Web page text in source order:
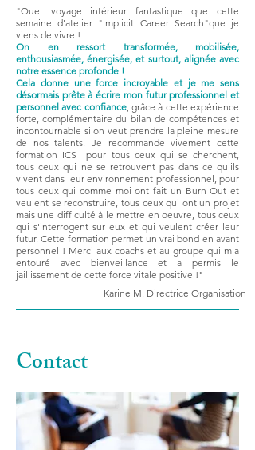
"Quel voyage intérieur fantastique que cette
semaine d'atelier "Implicit Career Search"que je
viens de vivre !
On en ressort transformée, mobilisée,
enthousiasmée, énergisée, et surtout, alignée avec
notre essence profonde !
Cela donne une force incroyable et je me sens
désormais prête à écrire mon futur professionnel et
personnel avec confiance, grâce à cette expérience
forte, complémentaire du bilan de compétences et
incontournable si on veut prendre la pleine mesure
de nos talents. Je recommande vivement cette
formation ICS pour tous ceux qui se cherchent,
tous ceux qui ne se retrouvent pas dans ce qu'ils
vivent dans leur environnement professionnel, pour
tous ceux qui comme moi ont fait un Burn Out et
veulent se reconstruire, tous ceux qui ont un projet
mais une difficulté à le mettre en oeuvre, tous ceux
qui s'interrogent sur eux et qui veulent créer leur
futur. Cette formation permet un vrai bond en avant
personnel ! Merci aux coachs et au groupe qui m'a
entouré avec bienveillance et a permis le
jaillissement de cette force vitale positive !"
Karine M. Directrice Organisation
Contact